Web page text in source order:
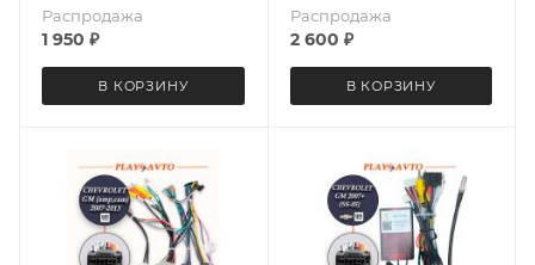
Распродажа
1 950 ₽
В КОРЗИНУ
Распродажа
2 600 ₽
В КОРЗИНУ